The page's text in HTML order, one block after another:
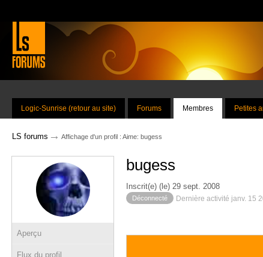
Logic-Sunrise (retour au site) Forums Membres Petites
LS forums → Affichage d'un profil : Aime: bugess
Aperçu
Flux du profil
bugess
Inscrit(e) (le) 29 sept. 2008
Déconnecté Dernière activité janv. 15